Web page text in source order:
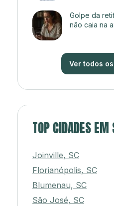
Golpe da
não caia na
Ver todos
TOP CIDADES EM
Joinville, SC
Florianópolis, SC
Blumenau, SC
São José, SC